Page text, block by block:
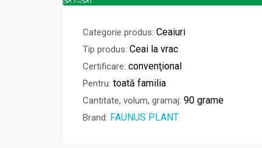
Categorie produs: Ceaiuri
Tip produs: Ceai la vrac
Certificare: convenţional
Pentru: toată familia
Cantitate, volum, gramaj: 90 grame
Brand: FAUNUS PLANT